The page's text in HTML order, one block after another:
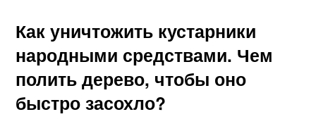
Как уничтожить кустарники
народными средствами. Чем
полить дерево, чтобы оно
быстро засохло?